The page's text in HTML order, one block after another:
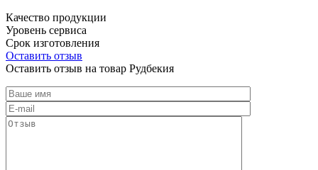
Качество продукции
Уровень сервиса
Срок изготовления
Оставить отзыв
Оставить отзыв на товар Рудбекия